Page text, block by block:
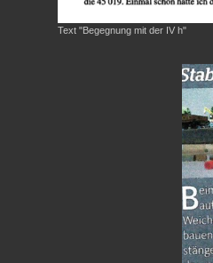
Text "Begegnung mit der IV h"